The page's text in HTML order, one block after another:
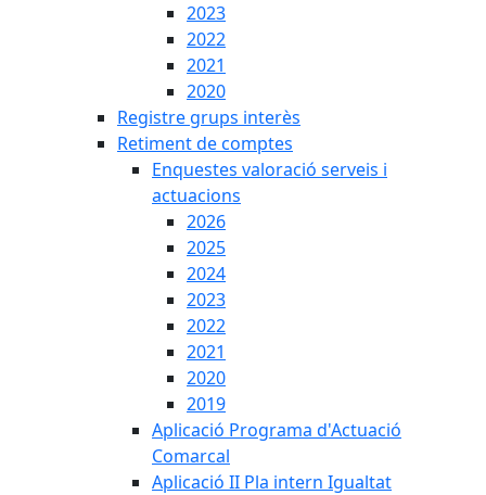
2023
2022
2021
2020
Registre grups interès
Retiment de comptes
Enquestes valoració serveis i
actuacions
2026
2025
2024
2023
2022
2021
2020
2019
Aplicació Programa d'Actuació
Comarcal
Aplicació II Pla intern Igualtat